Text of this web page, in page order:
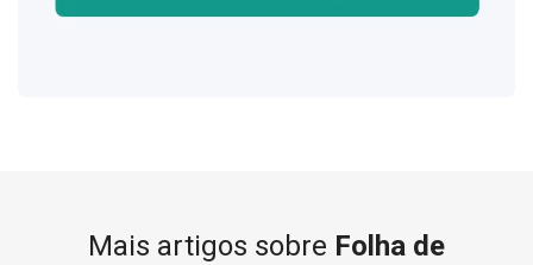
Mais artigos sobre Folha de